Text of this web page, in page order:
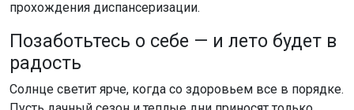
прохождения диспансеризации.
Позаботьтесь о себе — и лето будет в
радость
Солнце светит ярче, когда со здоровьем все в порядке.